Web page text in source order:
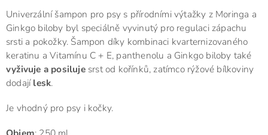
Univerzální šampon pro psy s přírodními výtažky z Moringa a
Ginkgo biloby byl speciálně vyvinutý pro regulaci zápachu
srsti a pokožky. Šampon díky kombinaci kvarternizovaného
keratinu a Vitamínu C + E, panthenolu a Ginkgo biloby také
vyživuje a posilujesrst od kořínků, zatímco rýžové bílkoviny
dodajílesk.
Je vhodný pro psy i kočky.